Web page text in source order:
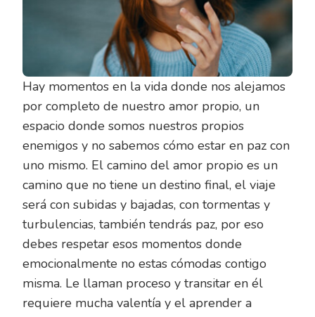
Hay momentos en la vida donde nos alejamos
por completo de nuestro amor propio, un
espacio donde somos nuestros propios
enemigos y no sabemos cómo estar en paz con
uno mismo. El camino del amor propio es un
camino que no tiene un destino final, el viaje
será con subidas y bajadas, con tormentas y
turbulencias, también tendrás paz, por eso
debes respetar esos momentos donde
emocionalmente no estas cómodas contigo
misma. Le llaman proceso y transitar en él
requiere mucha valentía y el aprender a